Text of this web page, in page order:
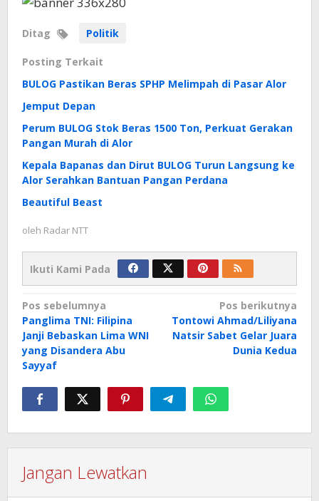
Ditag Politik
Posting Terkait
BULOG Pastikan Beras SPHP Melimpah di Pasar Alor
Jemput Depan
Perum BULOG Stok Beras 1500 Ton, Perkuat Gerakan
Pangan Murah di Alor
Kepala Bapanas dan Dirut BULOG Turun Langsung ke
Alor Serahkan Bantuan Pangan Perdana
Beautiful Beast
oleh Radar NTT
Ikuti Kami Pada
Navigasi
pos
Pos sebelumnya
Panglima TNI: Filipina
Janji Bebaskan Lima WNI
yang Disandera Abu
Sayyaf
Pos berikutnya
Tontowi Ahmad/Liliyana
Natsir Sabet Gelar Juara
Dunia Kedua
Jangan Lewatkan